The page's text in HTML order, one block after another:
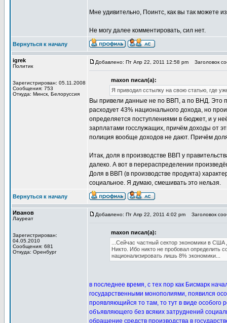
Мне удивительно, Поинтс, как вы так можете
Не могу далее комментировать, сил нет.
Вернуться к началу
igrek
Политик
Зарегистрирован: 05.11.2008
Сообщения: 753
Откуда: Минск, Белоруссия
Добавлено: Пт Апр 22, 2011 12:58 pm Заголовок
maxon писал(а):
Я приводил сстылку на свою статью, где
Вы привели данные не по ВВП, а по ВНД. Это
расходует 43% национального дохода, но
определяется поступлениями в бюджет, и у
зарплатами госслужащих, причём доходы от
полиция вообще доходов не дают. Причём
Итак, доля в производстве ВВП у
далеко. А вот в перераспределении
Доля в ВВП (в производстве продукта)
социальное. Я думаю, смешивать это нельзя.
Вернуться к началу
Иванов
Лауреат
Зарегистрирован:
04.05.2010
Сообщения: 681
Откуда: Оренбург
Добавлено: Пт Апр 22, 2011 4:02 pm Заголовок
maxon писал(а):
...Сейчас частный сектор экономики в
Никто. Ибо никто не пробовал определить
национализировать лишь 8% экономики...
в последнее время, с тех пор как Бисмарк
государственными монополиями, появился
проявляющийся то там, то тут в виде особого
объявляющего без всяких затруднений
обращение средств производства в